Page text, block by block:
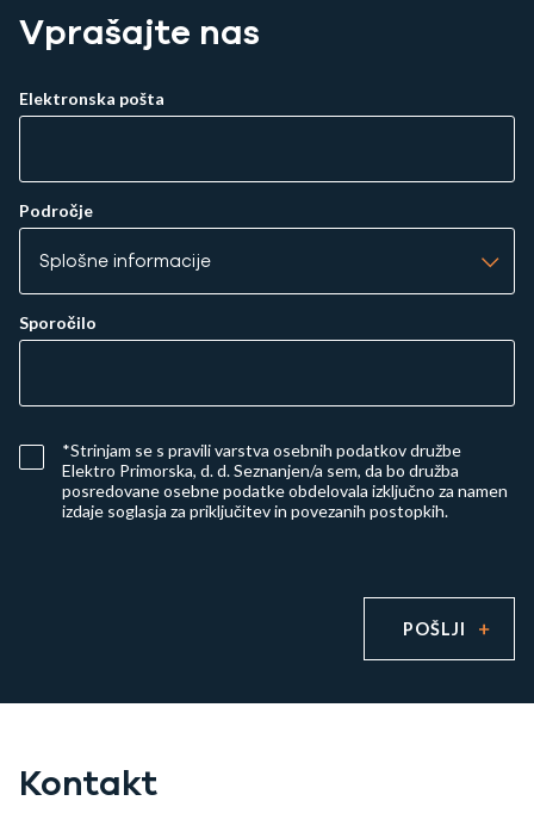
Kontakt
Vprašajte nas
Elektronska pošta
Področje
Sporočilo
*Strinjam se s pravili varstva osebnih podatkov družbe
Elektro Primorska, d. d.Seznanjen/a sem, da bo družba
posredovane osebne podatke obdelovala izključno za namen
izdaje soglasja za priključitev in povezanih postopkih.
POŠLJI